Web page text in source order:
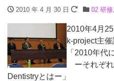
2010 年 4 月 30 日 02 研修,
2010年4月25
k-project主催
「2010年代
ーそれぞれ
Dentistryとはー」